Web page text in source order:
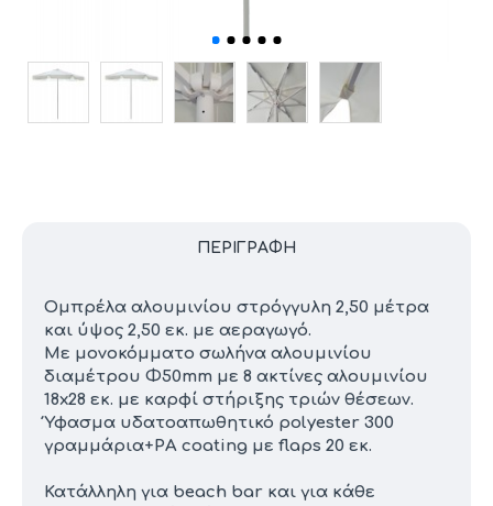
ΠΕΡΙΓΡΑΦΉ
Ομπρέλα αλουμινίου στρόγγυλη 2,50 μέτρα
και ύψος 2,50 εκ. με αεραγωγό.
Με μονοκόμματο σωλήνα αλουμινίου
διαμέτρου Φ50mm με 8 ακτίνες αλουμινίου
18x28 εκ. με καρφί στήριξης τριών θέσεων.
Ύφασμα υδατοαπωθητικό polyester 300
γραμμάρια+PA coating με flaps 20 εκ.
Κατάλληλη για beach bar και για κάθε